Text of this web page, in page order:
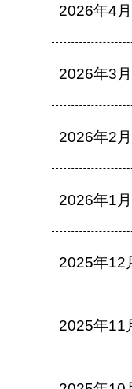
2026年4月
2026年3月
2026年2月
2026年1月
2025年12
2025年11